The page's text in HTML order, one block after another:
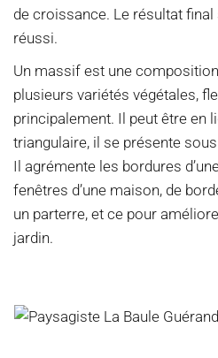
de croissance. Le résultat
réussi.
Un massif est une
plusieurs variétés végétales,
principalement. Il peut être en
triangulaire, il se présente
Il agrémente les bordures
fenêtres d’une maison, de
un parterre, et ce pour
jardin.